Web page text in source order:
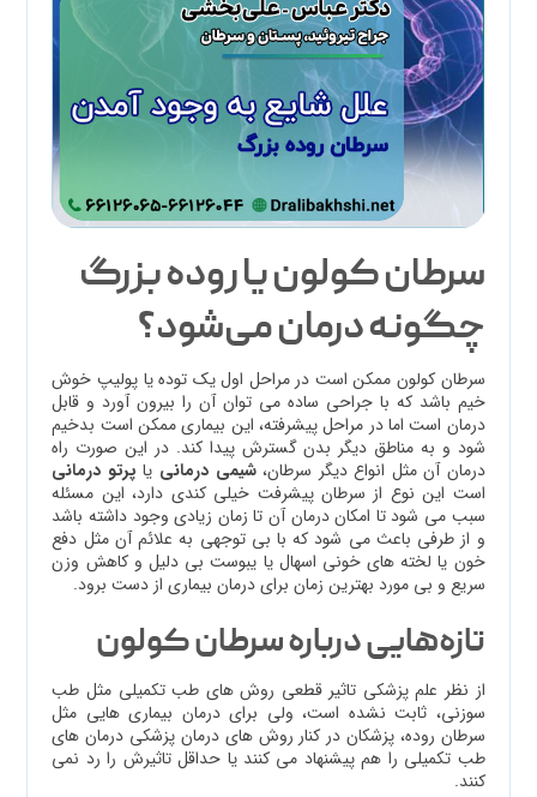
سرطان کولون یا روده بزرگ
چگونه درمان می‌شود؟
سرطان کولون ممکن است در مراحل اول یک توده یا پولیپ خوش
خیم باشد که با جراحی ساده می توان آن را بیرون آورد و قابل
درمان است اما در مراحل پیشرفته، این بیماری ممکن است بدخیم
شود و به مناطق دیگر بدن گسترش پیدا کند. در این صورت راه
درمان آن مثل انواع دیگر سرطان،شیمی درمانی یا پرتو درمانی
است این نوع از سرطان پیشرفت خیلی کندی دارد، این مسئله
سبب می شود تا امکان درمان آن تا زمان زیادی وجود داشته باشد
و از طرفی باعث می شود که با بی توجهی به علائم آن مثل دفع
خون یا لخته های خونی اسهال یا یبوست بی دلیل و کاهش وزن
سریع و بی مورد بهترین زمان برای درمان بیماری از دست برود.
تازه‌هایی درباره سرطان کولون
از نظر علم پزشکی تاثیر قطعی روش های طب تکمیلی مثل طب
سوزنی، ثابت نشده است، ولی برای درمان بیماری هایی مثل
سرطان روده، پزشکان در کنار روش های درمان پزشکی درمان های
طب تکمیلی را هم پیشنهاد می کنند یا حداقل تاثیرش را رد نمی
کنند.